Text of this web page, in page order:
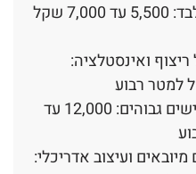
בנייה כלכלית, שלד בלבד: 5,500 עד 7,000 שקל
ואינסטלציה:
בנייה איכותית עם פינישים גבוהים: 12,000 עד
ועיצוב אדריכלי: